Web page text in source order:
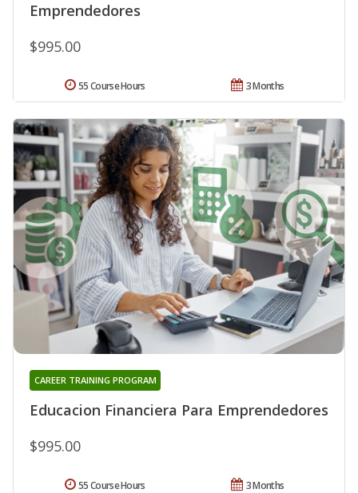
Emprendedores
$995.00
3 Months
55 Course Hours
Educacion Financiera Para Emprendedores
CAREER TRAINING PROGRAM
$995.00
3 Months
55 Course Hours